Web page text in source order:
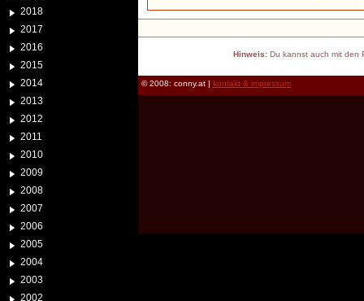
2018
2017
2016
2015
2014
2013
2012
2011
2010
2009
2008
2007
2006
2005
2004
2003
2002
Hinweis:Du kannst auch mit den
© 2008: conny.at | kontakt & impressum